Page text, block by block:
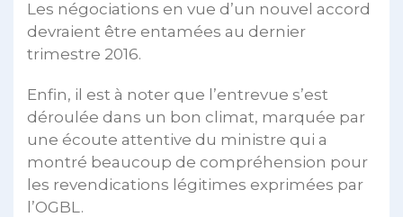
Les négociations en vue d’un nouvel accord
devraient être entamées au dernier
trimestre 2016.
Enfin, il est à noter que l’entrevue s’est
déroulée dans un bon climat, marquée par
une écoute attentive du ministre qui a
montré beaucoup de compréhension pour
les revendications légitimes exprimées par
l’OGBL.